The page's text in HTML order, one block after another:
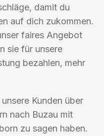
damit du
auf dich zukommen.
faires Angebot
sie für unsere
bezahlen, mehr
Kunden über
nach Buzau mit
zu sagen haben.